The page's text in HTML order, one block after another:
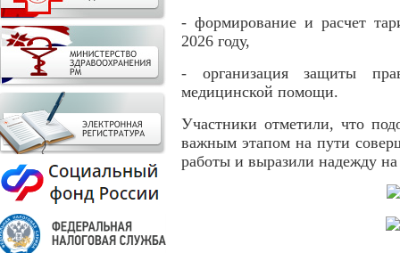
- формирование и расчет
2026 году,
- организация защиты
медицинской помощи.
Участники отметили, что
важным этапом на пути
работы и выразили надежду